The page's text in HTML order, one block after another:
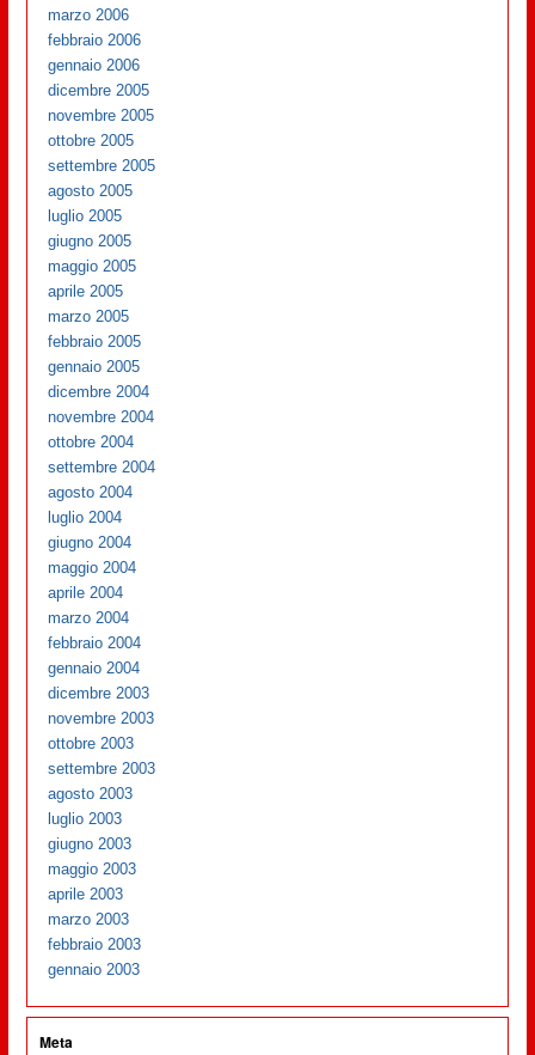
marzo 2006
febbraio 2006
gennaio 2006
dicembre 2005
novembre 2005
ottobre 2005
settembre 2005
agosto 2005
luglio 2005
giugno 2005
maggio 2005
aprile 2005
marzo 2005
febbraio 2005
gennaio 2005
dicembre 2004
novembre 2004
ottobre 2004
settembre 2004
agosto 2004
luglio 2004
giugno 2004
maggio 2004
aprile 2004
marzo 2004
febbraio 2004
gennaio 2004
dicembre 2003
novembre 2003
ottobre 2003
settembre 2003
agosto 2003
luglio 2003
giugno 2003
maggio 2003
aprile 2003
marzo 2003
febbraio 2003
gennaio 2003
Meta